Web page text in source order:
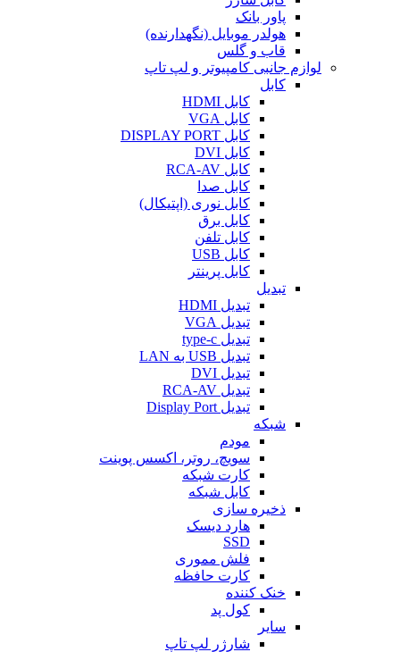
پاور بانک
هولدر موبایل (نگهدارنده)
قاب و گلس
لوازم جانبی کامپیوتر و لپ تاپ
کابل
کابل HDMI
کابل VGA
کابل DISPLAY PORT
کابل DVI
کابل RCA-AV
کابل صدا
کابل نوری (اپتیکال)
کابل برق
کابل تلفن
کابل USB
کابل پرینتر
تبدیل
تبدیل HDMI
تبدیل VGA
تبدیل type-c
تبدیل USB به LAN
تبدیل DVI
تبدیل RCA-AV
تبدیل Display Port
شبکه
مودم
سویچ، روتر، اکسس پوینت
کارت شبکه
کابل شبکه
ذخیره سازی
هارد دیسک
SSD
فلش مموری
کارت حافظه
خنک کننده
کول پد
سایر
شارژر لپ تاپ